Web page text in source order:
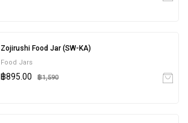
Zojirushi Food Jar (SW-KA)
Food Jars
฿895.00 ฿1,590